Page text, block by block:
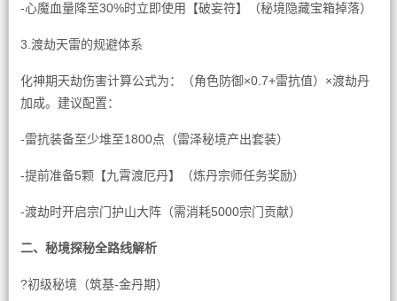
-心魔血量降至30%时立即使用【破妄符】（秘境隐藏宝箱掉落）
3.渡劫天雷的规避体系
化神期天劫伤害计算公式为：（角色防御×0.7+雷抗值）×渡劫丹
加成。建议配置：
-雷抗装备至少堆至1800点（雷泽秘境产出套装）
-提前准备5颗【九霄渡厄丹】（炼丹宗师任务奖励）
-渡劫时开启宗门护山大阵（需消耗5000宗门贡献）
二、秘境探秘全路线解析
?初级秘境（筑基-金丹期）